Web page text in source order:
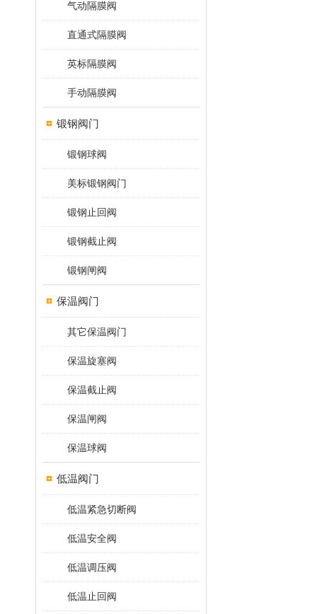
气动隔膜阀
直通式隔膜阀
英标隔膜阀
手动隔膜阀
锻钢阀门
锻钢球阀
美标锻钢阀门
锻钢止回阀
锻钢截止阀
锻钢闸阀
保温阀门
其它保温阀门
保温旋塞阀
保温截止阀
保温闸阀
保温球阀
低温阀门
低温紧急切断阀
低温安全阀
低温调压阀
低温止回阀